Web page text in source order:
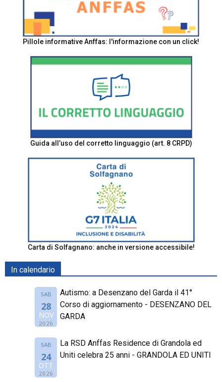
Pillole informative Anffas: l'informazione con un click!
Guida all’uso del corretto linguaggio (art. 8 CRPD)
Carta di Solfagnano: anche in versione accessibile!
In calendario
SAB
28
NOV
2026
Autismo: a Desenzano del Garda il 41°
Corso di aggiornamento - DESENZANO DEL
GARDA
SAB
24
OTT
2026
La RSD Anffas Residence di Grandola ed
Uniti celebra 25 anni - GRANDOLA ED UNITI